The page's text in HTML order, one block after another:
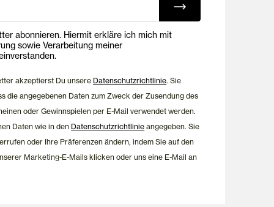
E-Mails
Hiermit erkläre ich mich mit
sowie Verarbeitung meiner
akzeptierst Du unsere Datenschutzrichtlinie. Sie
die angegebenen Daten zum Zweck der Zusendung des
oder Gewinnspielen per E-Mail verwendet werden.
Daten wie in den Datenschutzrichtlinie angegeben. Sie
oder Ihre Präferenzen ändern, indem Sie auf den
Marketing-E-Mails klicken oder uns eine E-Mail an